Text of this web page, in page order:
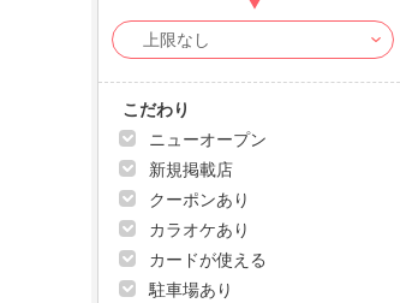
こだわり
ニューオープン
新規掲載店
クーポンあり
カラオケあり
カードが使える
駐車場あり